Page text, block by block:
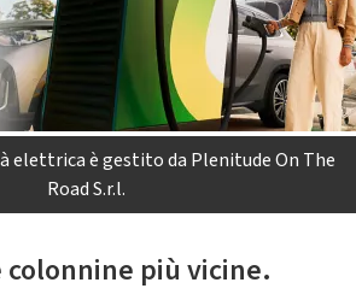
elettrica è gestito da Plenitude On The
Road S.r.l.
colonnine più vicine.